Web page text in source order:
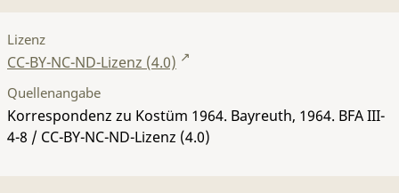
Lizenz
CC-BY-NC-ND-Lizenz (4.0)
Quellenangabe
Korrespondenz zu Kostüm 1964. Bayreuth, 1964. BFA III-
4-8 / CC-BY-NC-ND-Lizenz (4.0)